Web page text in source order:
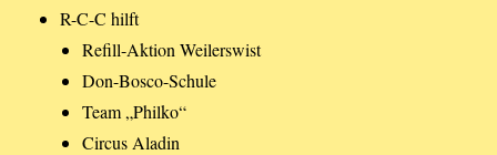
R-C-C hilft
Refill-Aktion Weilerswist
Don-Bosco-Schule
Team „Philko“
Circus Aladin